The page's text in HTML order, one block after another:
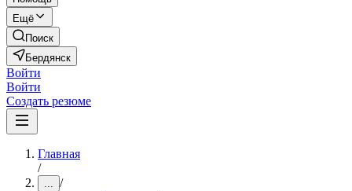
Ещё
Поиск
Бердянск
Войти
Войти
Создать резюме
Главная
/
... /